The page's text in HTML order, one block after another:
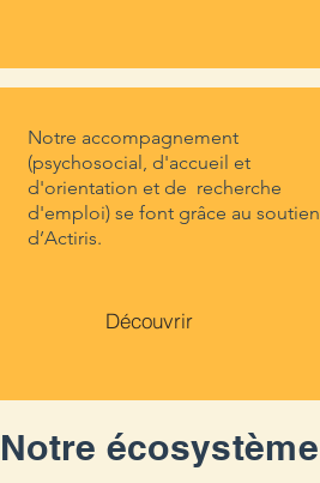
Notre accompagnement
(psychosocial, d'accueil et
d'orientation et de recherche
d'emploi) se font grâce au soutien
d’Actiris.
Découvrir
Notre écosystème